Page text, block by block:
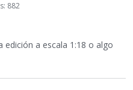
882
edición a escala 1:18 o algo